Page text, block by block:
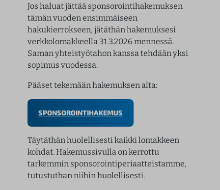
Jos haluat jättää sponsorointihakemuksen
tämän vuoden ensimmäiseen
hakukierrokseen, jätäthän hakemuksesi
verkkolomakkeella 31.3.2026 mennessä.
Saman yhteistyötahon kanssa tehdään yksi
sopimus vuodessa.
Pääset tekemään hakemuksen alta:
SPONSOROINTIHAKEMUS
Täytäthän huolellisesti kaikki lomakkeen
kohdat. Hakemussivulla on kerrottu
tarkemmin sponsorointiperiaatteistamme,
tutustuthan niihin huolellisesti.